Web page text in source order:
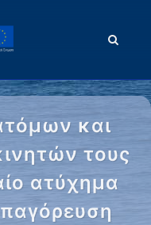
και
τους
ατύχημα